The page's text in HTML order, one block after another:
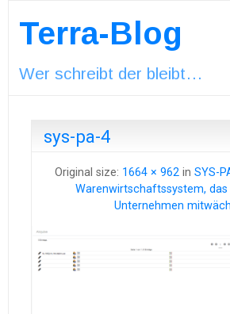
Terra-Blog
Wer schreibt der bleibt…
sys-pa-4
Original size: 1664 × 962in SYS-
Warenwirtschaftssystem,
Unternehmen